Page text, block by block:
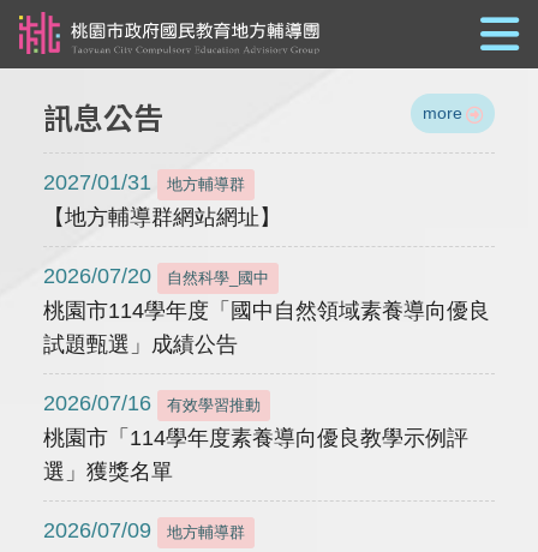
訊息公告 more
2027/01/31 地方輔導群
【地方輔導群網站網址】
2026/07/20 自然科學_國中
桃園市114學年度「國中自然領域素養導向優良
試題甄選」成績公告
2026/07/16 有效學習推動
桃園市「114學年度素養導向優良教學示例評
選」獲獎名單
2026/07/09 地方輔導群